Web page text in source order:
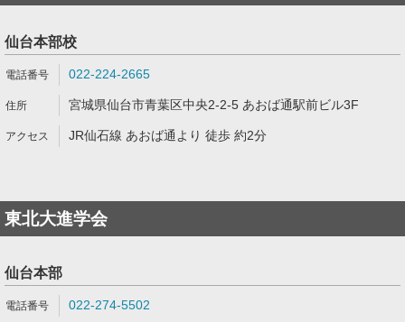
仙台本部校
022-224-2665
宮城県仙台市青葉区中央2-2-5 あおば通駅前ビル3F
JR仙石線 あおば通より 徒歩 約2分
東北大進学会
仙台本部
022-274-5502